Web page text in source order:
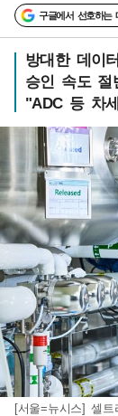
구글에서 선호하는
방대한 데이
승인 속도
"ADC 등 차
[서울=뉴시스] 셀